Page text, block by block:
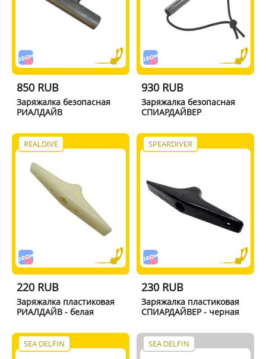
850 RUB
Заряжалка безопасная
РИАЛДАЙВ
930 RUB
Заряжалка безопасная
СПИАРДАЙВЕР
REALDIVE
220 RUB
Заряжалка пластиковая
РИАЛДАЙВ - белая
SPEARDIVER
230 RUB
Заряжалка пластиковая
СПИАРДАЙВЕР - черная
SEA DELFIN SEA DELFIN